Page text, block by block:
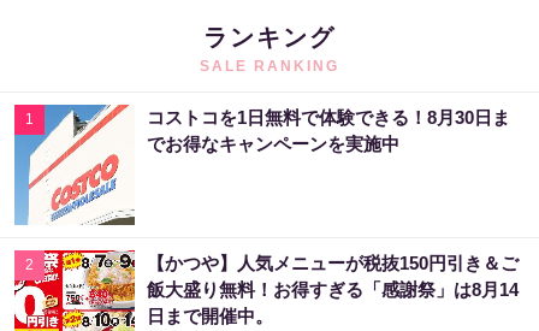
ランキング
SALE RANKING
1
コストコを1日無料で体験できる！8月30日ま
でお得なキャンペーンを実施中
2
【かつや】人気メニューが税抜150円引き＆ご
飯大盛り無料！お得すぎる「感謝祭」は8月14
日まで開催中。